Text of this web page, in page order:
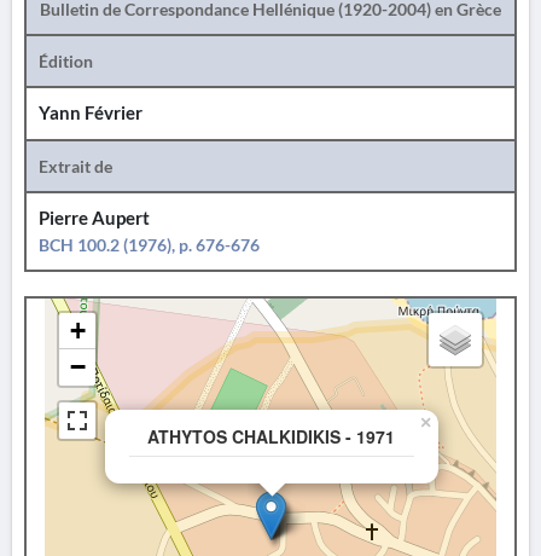
Bulletin de Correspondance Hellénique (1920-2004) en Grèce
Édition
Yann Février
Extrait de
Pierre Aupert
BCH 100.2 (1976), p. 676-676
ATHYTOS CHALKIDIKIS - 1971
×
+
−